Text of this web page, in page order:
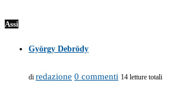
Assi
György Debrödy
di redazione 0 commenti 14 letture totali